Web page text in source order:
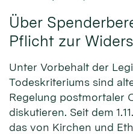
Über
Pflicht zur
Unter Vorbehalt der
Todeskriteriums sind
Regelung postmortaler
diskutieren. Seit dem
das von Kirchen und